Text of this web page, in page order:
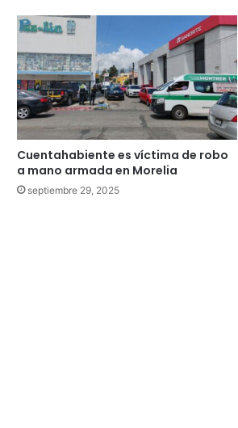
Cuentahabiente es víctima de robo
a mano armada en Morelia
septiembre 29, 2025